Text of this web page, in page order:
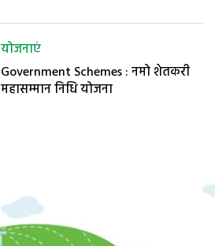
योजनाएं
Government Schemes : नमो शेतकरी
महासम्मान निधि योजना